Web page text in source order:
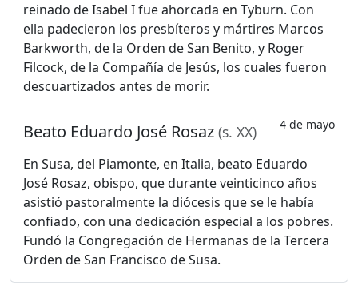
reinado de Isabel I fue ahorcada en Tyburn. Con
ella padecieron los presbíteros y mártires Marcos
Barkworth, de la Orden de San Benito, y Roger
Filcock, de la Compañía de Jesús, los cuales fueron
descuartizados antes de morir.
Beato Eduardo José Rosaz (s. XX) 4 de mayo
En Susa, del Piamonte, en Italia, beato Eduardo
José Rosaz, obispo, que durante veinticinco años
asistió pastoralmente la diócesis que se le había
confiado, con una dedicación especial a los pobres.
Fundó la Congregación de Hermanas de la Tercera
Orden de San Francisco de Susa.